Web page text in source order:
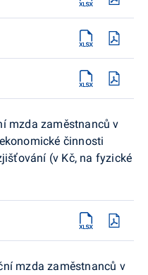
mzda zaměstnanců v
činnosti
(v Kč, na fyzické
mzda zaměstnanců v